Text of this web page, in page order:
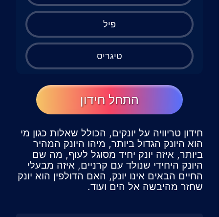
פיל
טיגריס
התחל חידון
חידון טריוויה על יונקים, הכולל שאלות כגון מי
הוא היונק הגדול ביותר, מיהו היונק המהיר
ביותר, איזה יונק יחיד מסוגל לעוף, מה שם
היונק היחידי שנולד עם קרניים, איזה מבעלי
החיים הבאים אינו יונק, האם הדולפין הוא יונק
שחזר מהיבשה אל הים ועוד.